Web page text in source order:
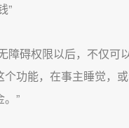
”
障碍权限以后，不仅
功能，在事主睡觉，
”